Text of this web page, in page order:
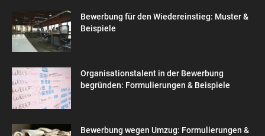
Bewerbung für den Wiedereinstieg: Muster &
Beispiele
Organisationstalent in der Bewerbung
begründen: Formulierungen & Beispiele
Bewerbung wegen Umzug: Formulierungen &